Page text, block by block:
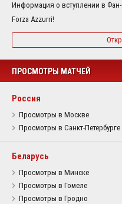
Информация о вступлении в
Forza Azzurri!
ПРОСМОТРЫ МАТЧЕЙ
Россия
Просмотры в Москве
Просмотры в Санкт-Петербурге
Беларусь
Просмотры в Минске
Просмотры в Гомеле
Просмотры в Гродно